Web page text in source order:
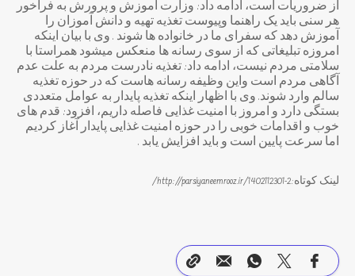
از ضروریات است، ادامه داد: وزارت آموزش و پرورش به فراخور
هر سنی باید یک راهنما وپیوست تغذیه تهیه و دانش آموزان را
آموزش دهد که سفرای ما در خانواده ها شوند . وی با بیان اینکه
امروزه تبلیغاتی که از سوی رسانه ها منعکس میشود همراستا با
سلامتی مردم نیست، ادامه داد: تغذیه نادرست مردم به علت عدم
آگاهی مردم است واین وظیفه رسانه هاست که در حوزه تغذیه
سالم وارد شوند. وی با اظهار اینکه تغذیه پایدار به عوامل متعددی
بستگی دارد و امروز با امنیت غذایی فاصله داریم، افزود: قدم های
خوب و اقدامات خوبی را در حوزه امنیت غذایی پایدار آغاز کردیم
اما سرعت پایین است و باید افزایش یابد .
لینک کوتاه:http://parsiyaneemrooz.ir/1402112301-2/